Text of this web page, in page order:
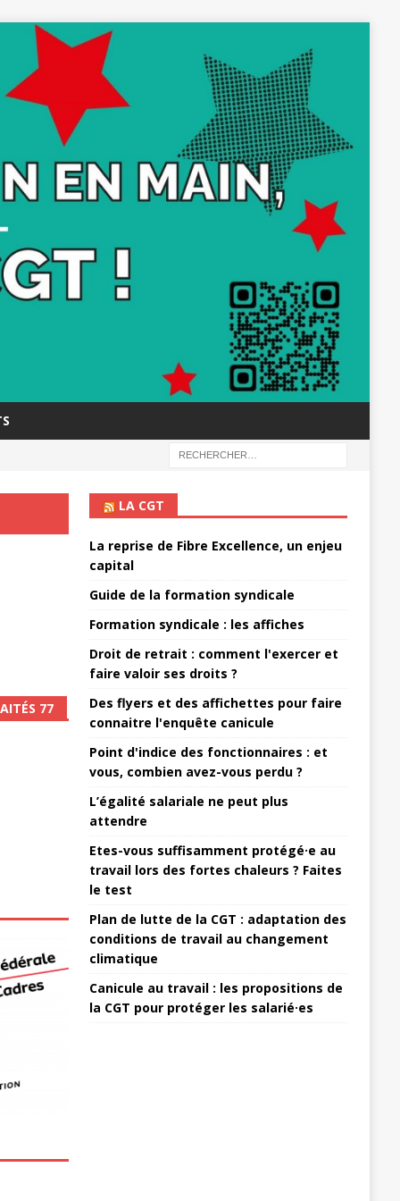
77
LA CGT
La reprise de Fibre Excellence, un enjeu
capital
Guide de la formation syndicale
Formation syndicale : les affiches
Droit de retrait : comment l'exercer et
faire valoir ses droits ?
Des flyers et des affichettes pour faire
connaitre l'enquête canicule
Point d'indice des fonctionnaires : et
vous, combien avez-vous perdu ?
L’égalité salariale ne peut plus
attendre
Etes-vous suffisamment protégé·e au
travail lors des fortes chaleurs ? Faites
le test
Plan de lutte de la CGT : adaptation des
conditions de travail au changement
climatique
Canicule au travail : les propositions de
la CGT pour protéger les salarié·es